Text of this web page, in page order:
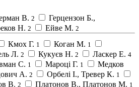
В. 2
Герцензон Б.,
Н. 2 Ейве М. 2
Кмох Г. 1 Коган М. 1
Л. 2 Кукуєв Н. 2 Ласкер Е. 4
С. 1 Мароці Г. 1
Медков
А. 2 Орбелі І., Тревер К. 1
В. 2 Платонов В., Платонов М. 1